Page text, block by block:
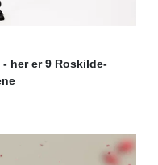
her er 9 Roskilde-